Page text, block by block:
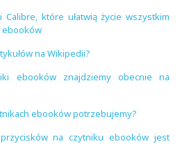
które ułatwią życie wszystkim
ebooków
na Wikipedii?
ebooków znajdziemy obecnie na
ebooków potrzebujemy?
na czytniku ebooków jest